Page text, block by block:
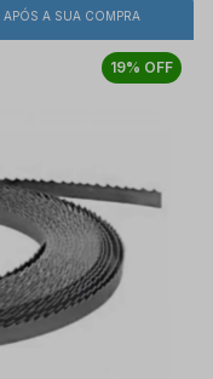
APÓS A SUA COMPRA
19% OFF